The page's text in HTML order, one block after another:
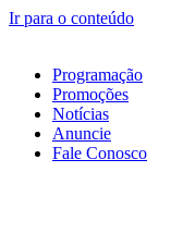
Ir para o conteúdo
Programação
Promoções
Notícias
Anuncie
Fale Conosco